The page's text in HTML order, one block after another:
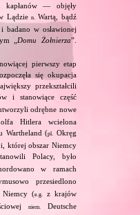
kapłanów — objęły
Lądzie n.
Wartą, bądź
w osławionej
„ Domu Żołnierza”.
pierwszy etap
się okupacja
przekształcili
i stanowiące część
odrębne nowe
Hitlera wcielona
Wartheland (pl.
Okręg
której obszar Niemcy
Polacy, było
w ramach
przesiedlono
Niemcy (e.g.
z krajów
niem.
Deutsche